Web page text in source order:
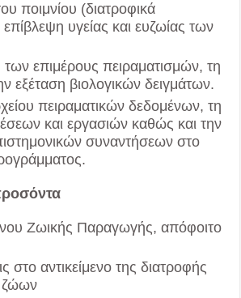
ποιμνίου (διατροφικά
υγείας και ευζωίας των
επιμέρους πειραματισμών, τη
εξέταση βιολογικών δειγμάτων.
πειραματικών δεδομένων, τη
και εργασιών καθώς και την
συναντήσεων στο
Ζωικής Παραγωγής, απόφοιτο
στο αντικείμενο της διατροφής
ζώων